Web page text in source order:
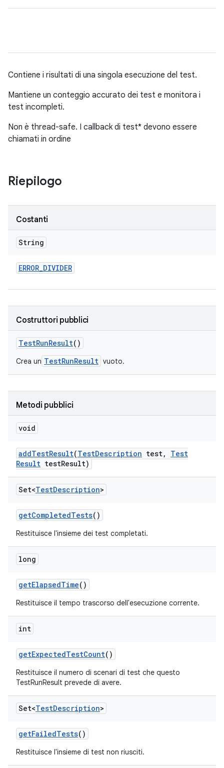
Contiene i risultati di una singola esecuzione del test.
Mantiene un conteggio accurato dei test e monitora i
test incompleti.
Non è thread-safe. I callback di test* devono essere
chiamati in ordine
Riepilogo
Costanti
String
ERROR_DIVIDER
Costruttori pubblici
TestRunResult()
Crea un TestRunResult vuoto.
Metodi pubblici
void
addTestResult(TestDescription test,
Test
Result testResult)
Set<TestDescription>
getCompletedTests()
Restituisce l'insieme dei test completati.
long
getElapsedTime()
Restituisce il tempo trascorso dell'esecuzione corrente.
int
getExpectedTestCount()
Restituisce il numero di scenari di test che questo
TestRunResult prevede di avere.
Set<TestDescription>
getFailedTests()
Restituisce l'insieme di test non riusciti.